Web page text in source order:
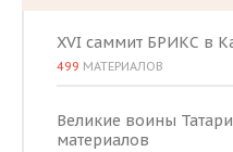
XVI саммит БРИКС в
499 МАТЕРИАЛОВ
Великие воины
материалов